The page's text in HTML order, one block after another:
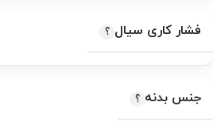
فشار کاری سیال
جنس بدنه